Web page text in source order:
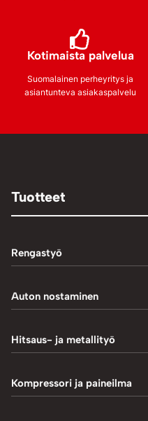
Kotimaista palvelua
Suomalainen perheyritys ja
asiantunteva asiakaspalvelu
Tuotteet
Rengastyö
Palteennostin
Rengastarvikkeet/työkalut
Rengasventtiilit
Auton nostaminen
1-Pilarinostimet
4-Pilarinostimet
Hitsaus- ja metallityö
Hitsaustarvikkeet
Kompressori ja paineilma